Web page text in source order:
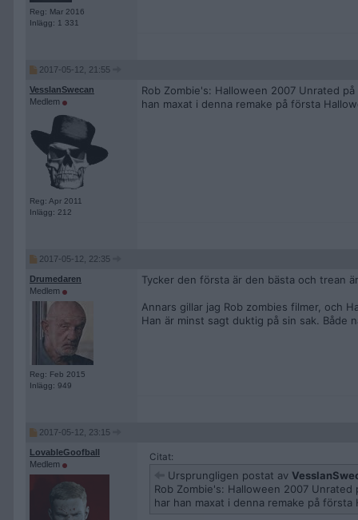
Reg: Mar 2016
Inlägg: 1 331
2017-05-12, 21:55
VesslanSwecan
Medlem
Reg: Apr 2011
Inlägg: 212
Rob Zombie's: Halloween 2007 Unrated
han maxat i denna remake på första
2017-05-12, 22:35
Drumedaren
Medlem
Reg: Feb 2015
Inlägg: 949
Tycker den första är den bästa och trean
Annars gillar jag Rob zombies filmer, och
Han är minst sagt duktig på sin sak. Både
2017-05-12, 23:15
LovableGoofball
Medlem
Citat:
Ursprungligen postat av
Rob Zombie's: Halloween 2007
har han maxat i denna remake på